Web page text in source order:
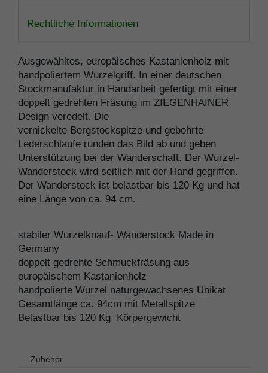
Rechtliche Informationen
Ausgewähltes, europäisches Kastanienholz mit
handpoliertem Wurzelgriff. In einer deutschen
Stockmanufaktur in Handarbeit gefertigt mit einer
doppelt gedrehten Fräsung im ZIEGENHAINER
Design veredelt. Die
vernickelte Bergstockspitze und gebohrte
Lederschlaufe runden das Bild ab und geben
Unterstützung bei der Wanderschaft. Der Wurzel-
Wanderstock wird seitlich mit der Hand gegriffen.
Der Wanderstock ist belastbar bis 120 Kg und hat
eine Länge von ca. 94 cm.
stabiler Wurzelknauf- Wanderstock Made in
Germany
doppelt gedrehte Schmuckfräsung aus
europäischem Kastanienholz
handpolierte Wurzel naturgewachsenes Unikat
Gesamtlänge ca. 94cm mit Metallspitze
Belastbar bis 120 Kg Körpergewicht
Zubehör